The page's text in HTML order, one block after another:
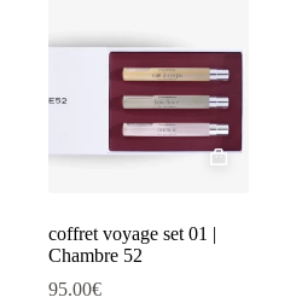
coffret voyage set 01 |
Chambre 52
95.00€